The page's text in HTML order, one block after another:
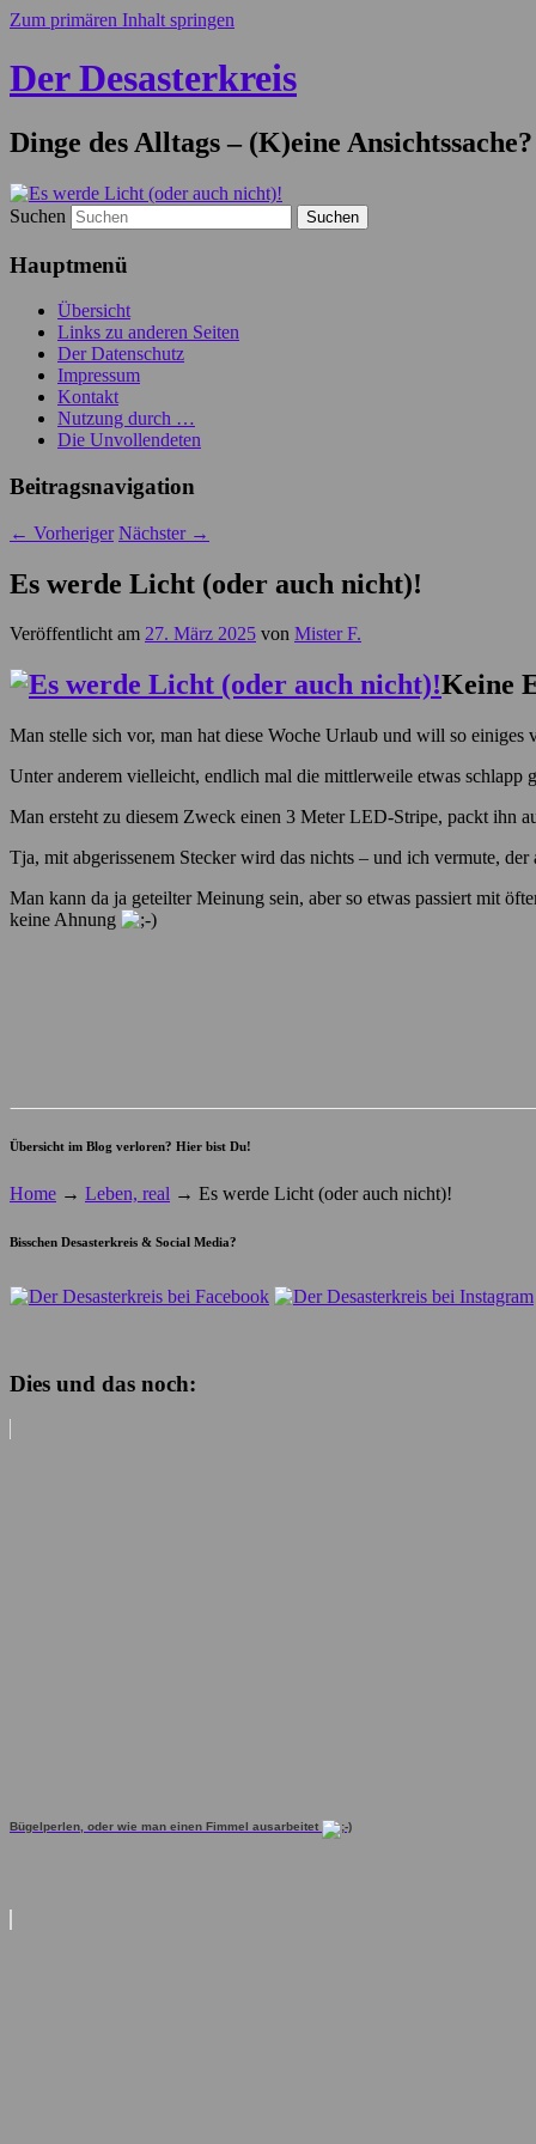
Zum primären Inhalt springen
Der Desasterkreis
Dinge des Alltags – (K)eine Ansichtssache?
Suchen
Hauptmenü
Übersicht
Links zu anderen Seiten
Der Datenschutz
Impressum
Kontakt
Nutzung durch …
Die Unvollendeten
Beitragsnavigation
← Vorheriger Nächster →
Es werde Licht (oder auch nicht)!
Veröffentlicht am 27. März 2025 von Mister F.
Keine
Man stelle sich vor, man hat diese Woche Urlaub und will so
Unter anderem vielleicht, endlich mal die mittlerweile etwas schlapp
Man ersteht zu diesem Zweck einen 3 Meter LED-Stripe, packt ihn
Tja, mit abgerissenem Stecker wird das nichts – und ich vermute,
Man kann da ja geteilter Meinung sein, aber so etwas passiert mit
keine Ahnung
Übersicht im Blog verloren? Hier bist Du!
Home → Leben, real → Es werde Licht (oder auch nicht)!
Bisschen Desasterkreis & Social Media?
Dies und das noch:
Bügelperlen, oder wie man einen Fimmel ausarbeitet